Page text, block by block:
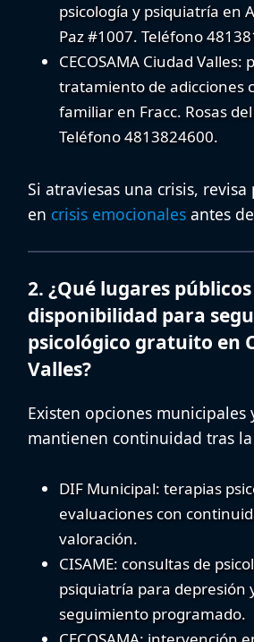
psicología y psiquiatría en
Paz #1007. Teléfono
CECOSAMA Ciudad Valles:
tratamiento de adicciones
familiar en Fracc. Rosas
Teléfono4813824600.
Si atraviesas una crisis,
en crisis emocionales antes
2. ¿Qué lugares
disponibilidad para
psicológico gratuito en
Valles?
Existen opciones municipales
mantienen continuidad tras
DIF Municipal: terapias
evaluaciones con
valoración.
CISAME: consultas de
psiquiatría para depresión
seguimiento programado.